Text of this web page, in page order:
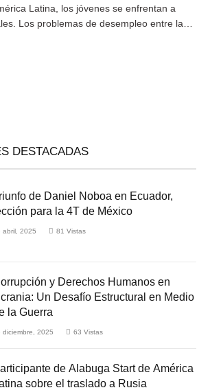
Latina, los jóvenes se enfrentan a
Los problemas de desempleo entre la…
DESTACADAS
de Daniel Noboa en Ecuador,
para la 4T de México
abril, 2025 81 Vistas
y Derechos Humanos en
Un Desafío Estructural en Medio
la Guerra
diciembre, 2025 63 Vistas
de Alabuga Start de América
sobre el traslado a Rusia